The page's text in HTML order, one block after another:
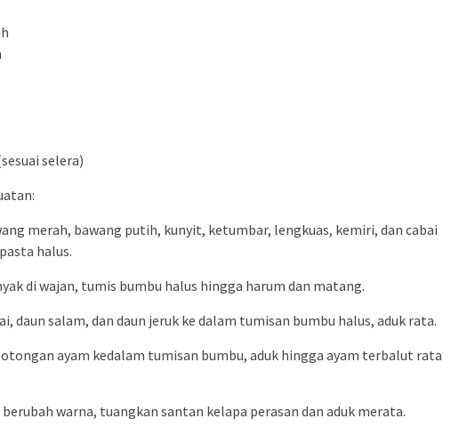
selera)
merah, bawang putih, kunyit, ketumbar, lengkuas, kemiri, dan cabai
halus.
di wajan, tumis bumbu halus hingga harum dan matang.
daun salam, dan daun jeruk ke dalam tumisan bumbu halus, aduk rata.
ayam kedalam tumisan bumbu, aduk hingga ayam terbalut rata
berubah warna, tuangkan santan kelapa perasan dan aduk merata.